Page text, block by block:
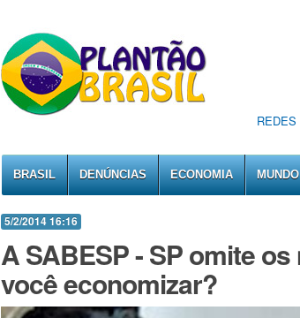
BRASIL DENÚNCIAS ECONOMIA MUNDO
5/2/2014 16:16
A SABESP - SP omite
você economizar?